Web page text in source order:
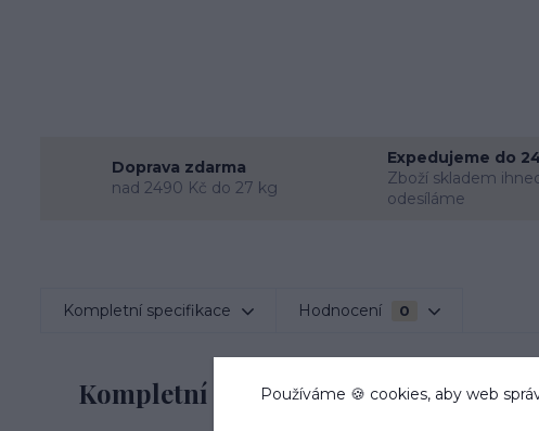
Doprava zdarma
nad 2490 Kč do 27 kg
Expedujeme do
Zboží skladem
odesíláme
Kompletní specifikace Hodnocení 0
Kompletní specifikacePoužíváme 🍪 cookies, aby web